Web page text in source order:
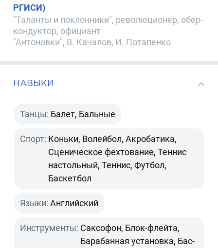
РГИСИ)
"Таланты и поклонники", революционер, обер-
кондуктор, официант
"Антоновки", В. Качалов, И. Потапенко
НАВЫКИ
Танцы: Балет, Бальные
Спорт: Коньки, Волейбол, Акробатика,
Сценическое фехтование, Теннис
настольный, Теннис, Футбол,
Баскетбол
Языки: Английский
Инструменты: Саксофон, Блок-флейта,
Барабанная установка, Бас-